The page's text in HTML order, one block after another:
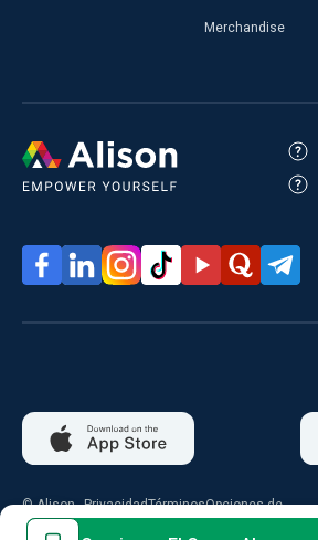
Merchandise
© Alison
2026
PrivacidadTérminosOpciones de